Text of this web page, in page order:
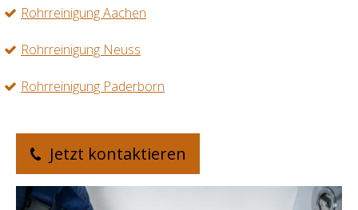
Rohrreinigung Aachen
Rohrreinigung Neuss
Rohrreinigung Paderborn
Jetzt kontaktieren